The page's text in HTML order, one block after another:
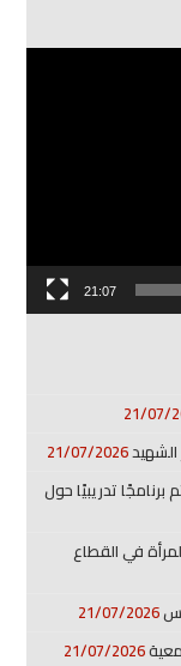
21:07
21/07/
21/07/2026
تدريبيًا حول
في القطاع
21/07/2026
21/07/2026